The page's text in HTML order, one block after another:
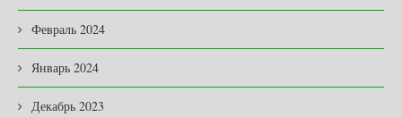
Февраль 2024
Январь 2024
Декабрь 2023